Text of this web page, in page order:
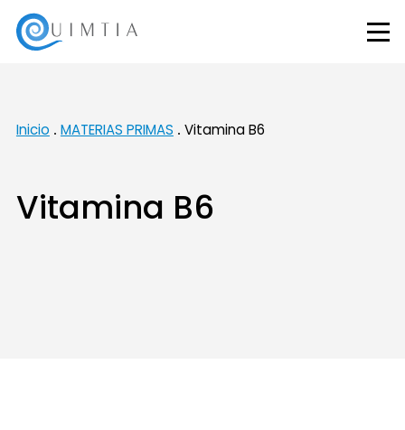
Inicio MATERIAS PRIMAS Vitamina B6
Vitamina B6